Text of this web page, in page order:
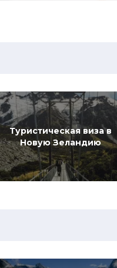
Туристическая виза в
Новую Зеландию